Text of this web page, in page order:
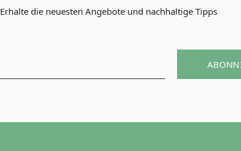
Erhalte die neuesten Angebote und nachhaltige Tipps